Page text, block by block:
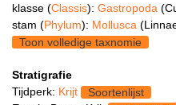
klasse (Classis): Gastropoda
stam (Phylum): Mollusca
Toon volledige taxnomie
Stratigrafie
Tijdperk: Krijt
Soortenlijst